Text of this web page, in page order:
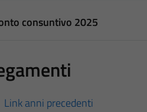
consuntivo 2025
Link anni precedenti